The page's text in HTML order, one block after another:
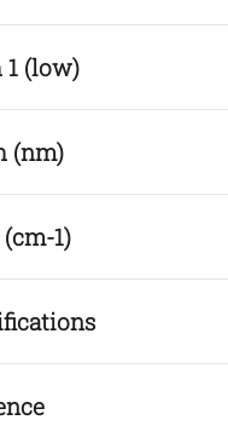
1 (low)
(nm)
1)